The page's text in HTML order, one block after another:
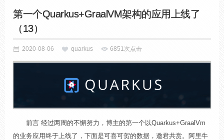
第一个Quarkus+GraalVM架构的应用上线了
（13）
2020-08-06 quarkus 6851次点击
前言 经过两周的不懈努力，博主的第一个以Quarkus+GraalVm
的业务应用终于上线了，下面是可喜可贺的数据，邀君共赏。阿里牛